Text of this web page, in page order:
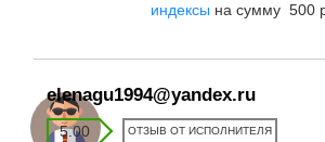
индексы на сумму 500
elenagu1994@yandex.ru
5.00 ОТЗЫВ ОТ ИСПОЛНИТЕЛЯ